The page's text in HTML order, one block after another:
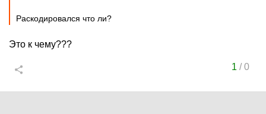
Раскодировался что ли?
Это к чему???
1 /0